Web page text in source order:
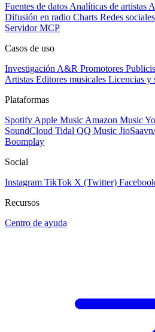
Fuentes de datos Analíticas de artistas
Difusión en radio Charts Redes sociales
Servidor MCP
Casos de uso
Investigación A&R Promotores
Artistas Editores musicales Licencias y
Plataformas
Spotify Apple Music Amazon Music
SoundCloud Tidal QQ Music
Boomplay
Social
Instagram TikTok X (Twitter)
Recursos
Centro de ayuda